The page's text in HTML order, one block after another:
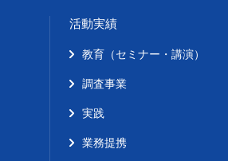
活動実績
教育（セミナー・講演）
調査事業
実践
業務提携